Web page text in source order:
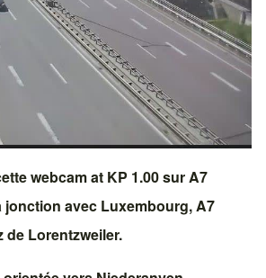
webcam at KP 1.00 surA7
jonction avec Luxembourg, A7
de Lorentzweiler.